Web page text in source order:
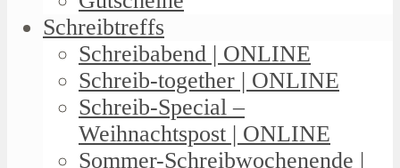
Schreibtreffs
Schreibabend | ONLINE
Schreib-together | ONLINE
Schreib-Special –
Weihnachtspost | ONLINE
Sommer-Schreibwochenende |